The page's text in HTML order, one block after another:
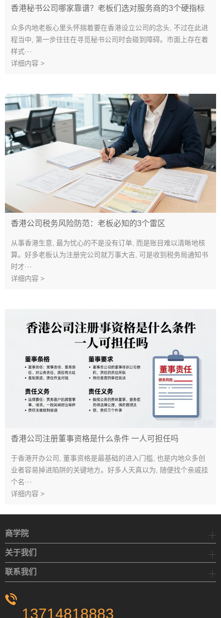
香港秘书公司哪家靠谱？老板们选对服务商的3个硬指标
众多内地老板心里头怀揣着要在香港设立公司的念头, 不过在此进
程当中, 第一步往往在寻觅秘书公司时会碰到障碍。市面上存在着
样式···
详细内容 >
香港公司税务风险防范：老板必知的3个雷区
从事香港生意, 最为忧心的不是没有订单, 而是账目难以清晰地核
算。好多老板认为注册完公司就万事大吉, 可是收到税务局通知书
时才···
详细内容 >
香港公司注册董事资格是什么条件 一人可担任吗
于香港开办公司, 董事资格是最基础的进入门槛, 也是内地众多创
业者容易掉进陷阱的关键地方。好多人天真以为, 随便找个亲戚挂
个名···
详细内容 >
商学院
关于我们
联系我们
13714818883